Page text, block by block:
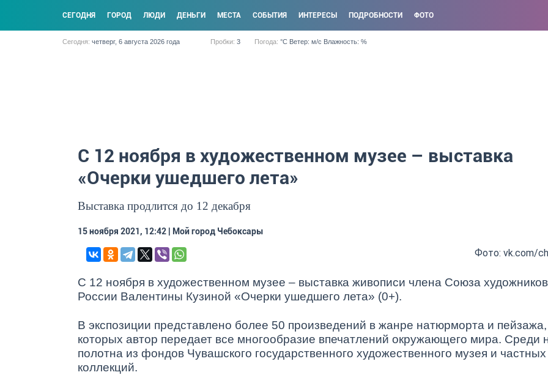
CЕГОДНЯ ГОРОД ЛЮДИ ДЕНЬГИ МЕСТА СОБЫТИЯ ИНТЕРЕСЫ ПОДРОБНОСТИ ФОТО
Сегодня: четверг, 6 августа 2026 года Пробки: 3 Погода: °C Ветер: м/с Влажность: %
С 12 ноября в художественном музее – выставка
«Очерки ушедшего лета»
Выставка продлится до 12 декабря
15 ноября 2021, 12:42 | Мой город Чебоксары
Фото: vk.com/
С 12 ноября в художественном музее – выставка живописи члена Союза художников
России Валентины Кузиной «Очерки ушедшего лета» (0+).
В экспозиции представлено более 50 произведений в жанре натюрморта и
которых автор передает все многообразие впечатлений окружающего мира. Среди
полотна из фондов Чувашского государственного художественного музея и частных
коллекций.